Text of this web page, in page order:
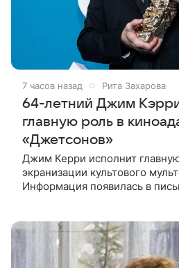
7 часов назад Рита Захарова
64-летний Джим
главную роль в
«Джетсонов»
Джим Керри исполнит
экранизации культового
Информация появилась в